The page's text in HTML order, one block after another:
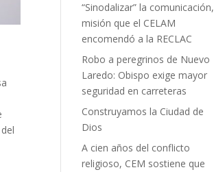
“Sinodalizar” la comunicación,
misión que el CELAM
encomendó a la RECLAC
Robo a peregrinos de Nuevo
Laredo: Obispo exige mayor
seguridad en carreteras
Construyamos la Ciudad de
Dios
A cien años del conflicto
religioso, CEM sostiene que